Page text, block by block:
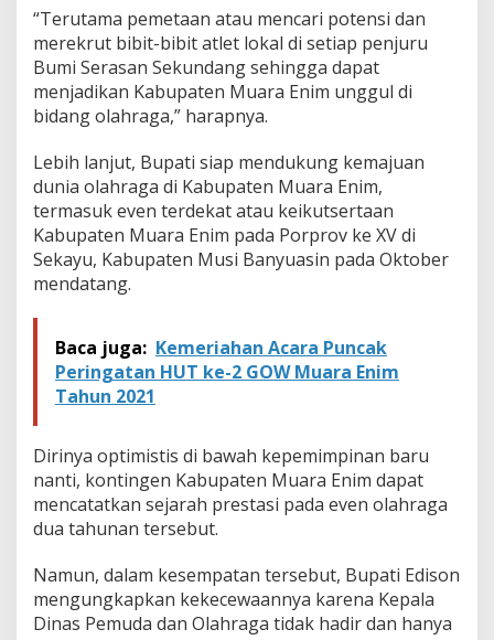
u
n
2
0
2
7
“Terutama pemetaan atau mencari potensi dan
merekrut bibit-bibit atlet lokal di setiap penjuru
Bumi Serasan Sekundang sehingga dapat
menjadikan Kabupaten Muara Enim unggul di
bidang olahraga,” harapnya.
Lebih lanjut, Bupati siap mendukung kemajuan
dunia olahraga di Kabupaten Muara Enim,
termasuk even terdekat atau keikutsertaan
Kabupaten Muara Enim pada Porprov ke XV di
Sekayu, Kabupaten Musi Banyuasin pada Oktober
mendatang.
Baca juga: Kemeriahan Acara Puncak
Peringatan HUT ke-2 GOW Muara Enim
Tahun 2021
Dirinya optimistis di bawah kepemimpinan baru
nanti, kontingen Kabupaten Muara Enim dapat
mencatatkan sejarah prestasi pada even olahraga
dua tahunan tersebut.
Namun, dalam kesempatan tersebut, Bupati Edison
mengungkapkan kekecewaannya karena Kepala
Dinas Pemuda dan Olahraga tidak hadir dan hanya